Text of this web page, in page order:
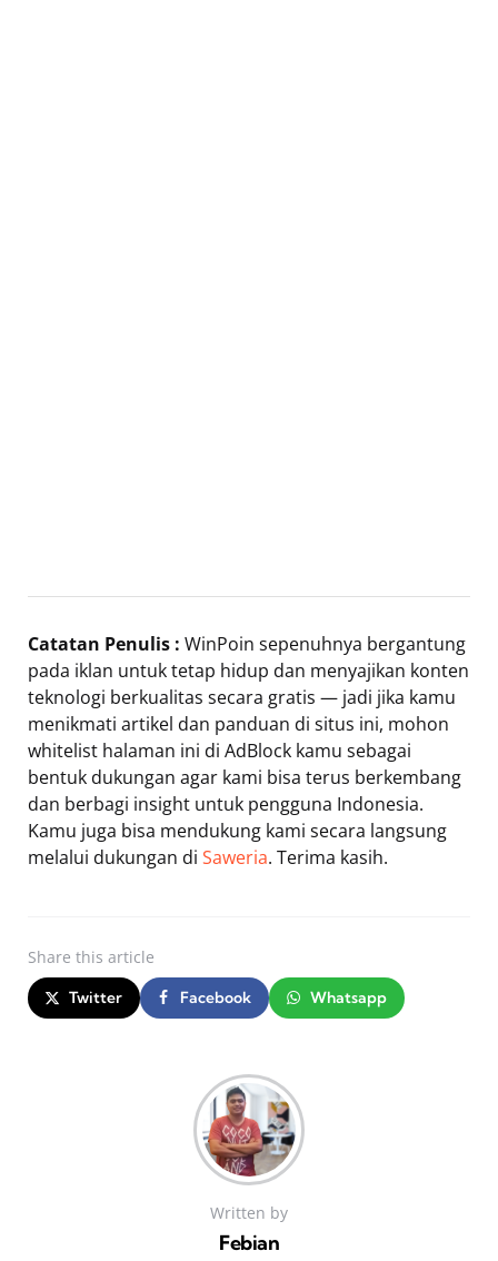
Catatan Penulis : WinPoin sepenuhnya bergantung
pada iklan untuk tetap hidup dan menyajikan konten
teknologi berkualitas secara gratis — jadi jika kamu
menikmati artikel dan panduan di situs ini, mohon
whitelist halaman ini di AdBlock kamu sebagai
bentuk dukungan agar kami bisa terus berkembang
dan berbagi insight untuk pengguna Indonesia.
Kamu juga bisa mendukung kami secara langsung
melalui dukungan di Saweria. Terima kasih.
Share this article
Twitter Facebook Whatsapp
Written by
Febian